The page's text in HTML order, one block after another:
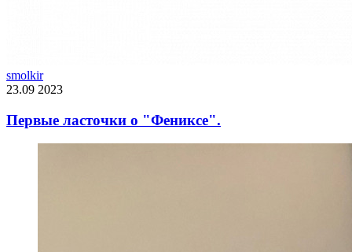
smolkir
23.09 2023
Первые ласточки о "Фениксе".